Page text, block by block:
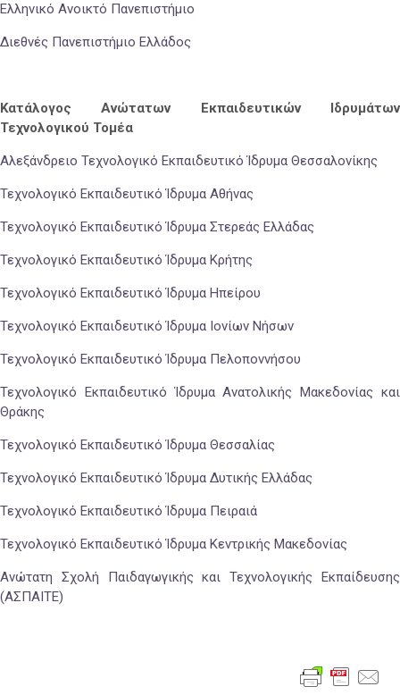
Ελληνικό Ανοικτό Πανεπιστήμιο
Διεθνές Πανεπιστήμιο Ελλάδος
Κατάλογος Ανώτατων Εκπαιδευτικών Ιδρυμάτων
Τεχνολογικού Τομέα
Αλεξάνδρειο Τεχνολογικό Εκπαιδευτικό Ίδρυμα Θεσσαλονίκης
Τεχνολογικό Εκπαιδευτικό Ίδρυμα Αθήνας
Τεχνολογικό Εκπαιδευτικό Ίδρυμα Στερεάς Ελλάδας
Τεχνολογικό Εκπαιδευτικό Ίδρυμα Κρήτης
Τεχνολογικό Εκπαιδευτικό Ίδρυμα Ηπείρου
Τεχνολογικό Εκπαιδευτικό Ίδρυμα Ιονίων Νήσων
Τεχνολογικό Εκπαιδευτικό Ίδρυμα Πελοποννήσου
Τεχνολογικό Εκπαιδευτικό Ίδρυμα Ανατολικής Μακεδονίας και
Θράκης
Τεχνολογικό Εκπαιδευτικό Ίδρυμα Θεσσαλίας
Τεχνολογικό Εκπαιδευτικό Ίδρυμα Δυτικής Ελλάδας
Τεχνολογικό Εκπαιδευτικό Ίδρυμα Πειραιά
Τεχνολογικό Εκπαιδευτικό Ίδρυμα Κεντρικής Μακεδονίας
Ανώτατη Σχολή Παιδαγωγικής και Τεχνολογικής Εκπαίδευσης
(ΑΣΠΑΙΤΕ)